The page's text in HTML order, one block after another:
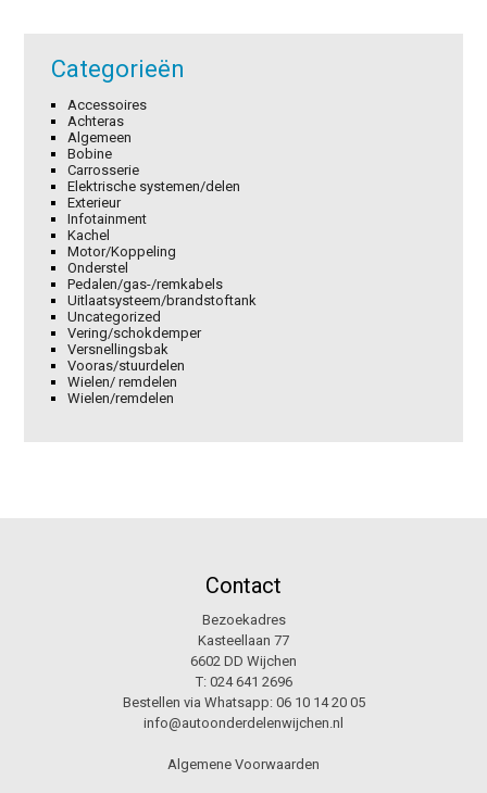
Categorieën
Accessoires
Achteras
Algemeen
Bobine
Carrosserie
Elektrische systemen/delen
Exterieur
Infotainment
Kachel
Motor/Koppeling
Onderstel
Pedalen/gas-/remkabels
Uitlaatsysteem/brandstoftank
Uncategorized
Vering/schokdemper
Versnellingsbak
Vooras/stuurdelen
Wielen/ remdelen
Wielen/remdelen
Contact
Bezoekadres
Kasteellaan 77
6602 DD Wijchen
T: 024 641 2696
Bestellen via Whatsapp: 06 10 14 20 05
info@autoonderdelenwijchen.nl
Algemene Voorwaarden